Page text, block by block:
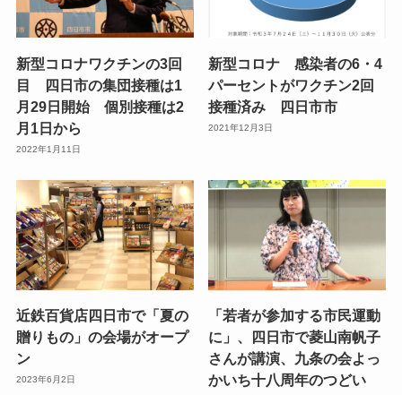
新型コロナワクチンの3回
目 四日市の集団接種は1
月29日開始 個別接種は2
月1日から
2022年1月11日
新型コロナ 感染者の6・4
パーセントがワクチン2回
接種済み 四日市市
2021年12月3日
近鉄百貨店四日市で「夏の
贈りもの」の会場がオープ
ン
2023年6月2日
「若者が参加する市民運動
に」、四日市で菱山南帆子
さんが講演、九条の会よっ
かいち十八周年のつどい